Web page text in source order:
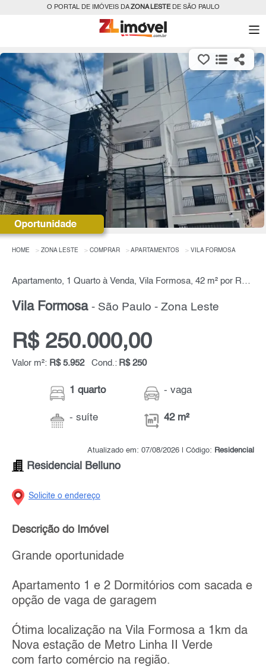
O PORTAL DE IMÓVEIS DAZONA LESTEDE SÃO PAULO
HOME ZONA LESTE COMPRAR APARTAMENTOS VILA FORMOSA
Apartamento, 1 Quarto à Venda, Vila Formosa, 42 m² por R$ 250.000,00
Vila Formosa - São Paulo - Zona Leste
R$ 250.000,00
Valor m²: R$ 5.952 Cond.: R$ 250
1 quarto
- suíte
- vaga
42 m²
Atualizado em: 07/08/2026 | Código: Residencial
Residencial Belluno
Solicite o endereço
Descrição do Imóvel
Grande oportunidade
Apartamento 1 e 2 Dormitórios com sacada e
opção de vaga de garagem
Ótima localização na Vila Formosa a 1km da
Nova estação de Metro Linha II Verde
com farto comércio na região.